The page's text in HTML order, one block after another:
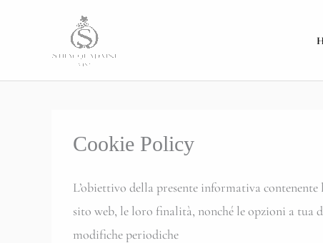
Cookie Policy
L’obiettivo della presente informativa
sito web, le loro finalità, nonché le opzioni a tua
modifiche periodiche